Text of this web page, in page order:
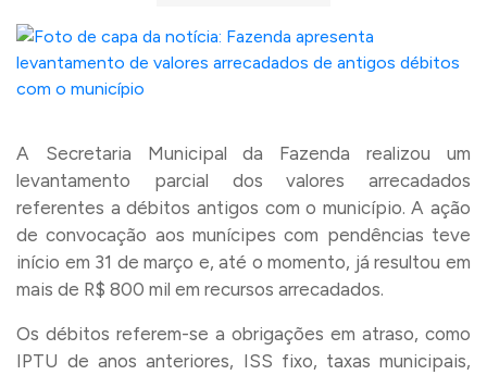
A Secretaria Municipal da Fazenda realizou um
levantamento parcial dos valores arrecadados
referentes a débitos antigos com o município. A ação
de convocação aos munícipes com pendências teve
início em 31 de março e, até o momento, já resultou em
mais de R$ 800 mil em recursos arrecadados.
Os débitos referem-se a obrigações em atraso, como
IPTU de anos anteriores, ISS fixo, taxas municipais,